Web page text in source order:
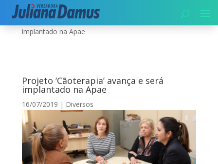
Início|Diversos|Projeto ‘Cãoterapia’ avança e será
implantado na Apae
Projeto ‘Cãoterapia’ avança e será
implantado na Apae
16/07/2019 | Diversos